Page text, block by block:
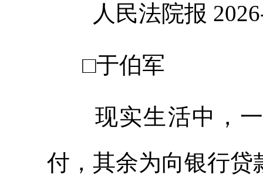
人民法院报
□于伯军
现实生活中，一
付，其余为向银行贷